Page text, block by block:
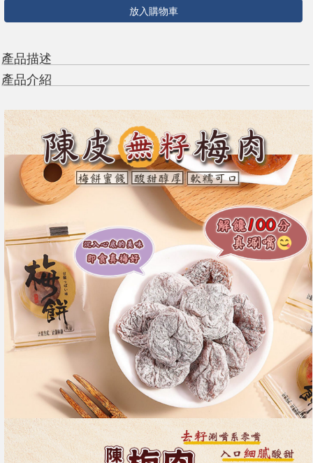
放入購物車
產品描述
產品介紹